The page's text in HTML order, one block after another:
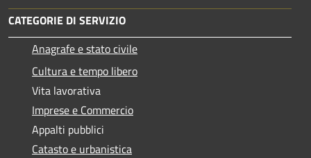
CATEGORIE DI SERVIZIO
Anagrafe e stato civile
Cultura e tempo libero
Vita lavorativa
Imprese e Commercio
Appalti pubblici
Catasto e urbanistica